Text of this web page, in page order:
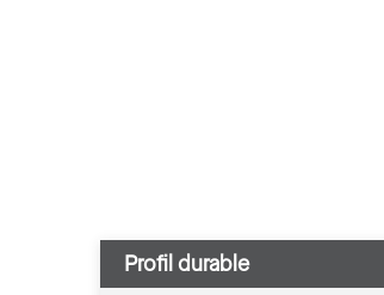
Profil durable